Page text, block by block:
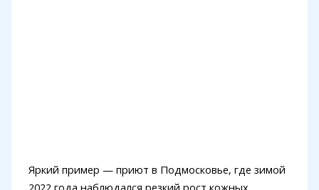
Яркий пример — приют в Подмосковье, где зимой